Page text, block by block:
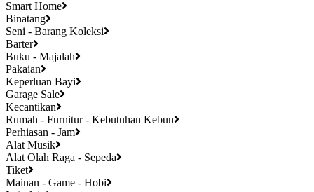
Smart Home
Binatang
Seni - Barang Koleksi
Barter
Buku - Majalah
Pakaian
Keperluan Bayi
Garage Sale
Kecantikan
Rumah - Furnitur - Kebutuhan Kebun
Perhiasan - Jam
Alat Musik
Alat Olah Raga - Sepeda
Tiket
Mainan - Game - Hobi